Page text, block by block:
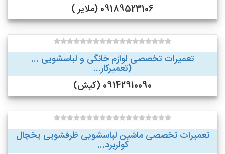
09189523106 (ملایر )
تعمیرات تخصصی لوازم خانگی و لباسشویی ...
(تعمیرکار...
09142910090 (کیش)
تعمیرات تخصصی ماشین لباسشویی ظرفشویی یخچال
کولربرد...